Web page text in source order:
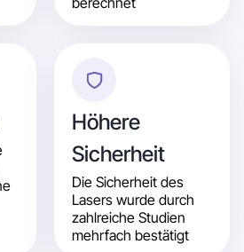
Höhere
Sicherheit
Die Sicherheit des
Lasers wurde durch
zahlreiche Studien
mehrfach bestätigt